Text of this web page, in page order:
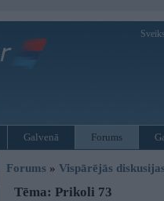
Galvenā Forums
Forums » Vispārējās diskusijas
Tēma: Prikoli 73